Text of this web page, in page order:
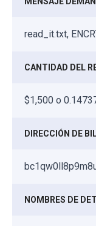
read_it.txt,
CANTIDAD DEL
$1,500 o
DIRECCIÓN DE
NOMBRES DE